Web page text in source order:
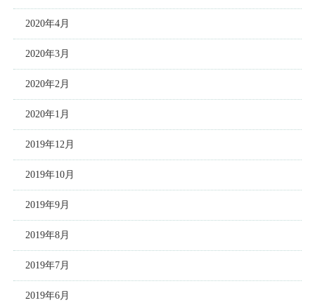
2020年4月
2020年3月
2020年2月
2020年1月
2019年12月
2019年10月
2019年9月
2019年8月
2019年7月
2019年6月